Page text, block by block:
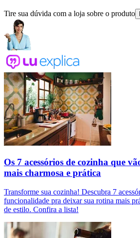
Tire sua dúvida com a loja sobre o produto
Os 7 acessórios de cozinha que
mais charmosa e prática
Transforme sua cozinha! Descubra 7
funcionalidade pra deixar sua rotina mais
de estilo. Confira a lista!